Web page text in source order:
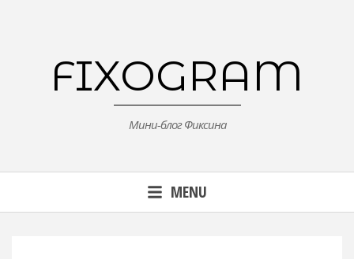
FIXOGRAM
Мини-блог Фиксина
MENU